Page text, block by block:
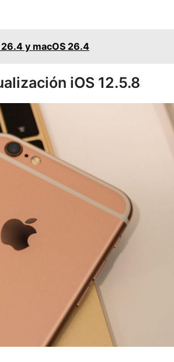
y macOS 26.4
iOS 12.5.8